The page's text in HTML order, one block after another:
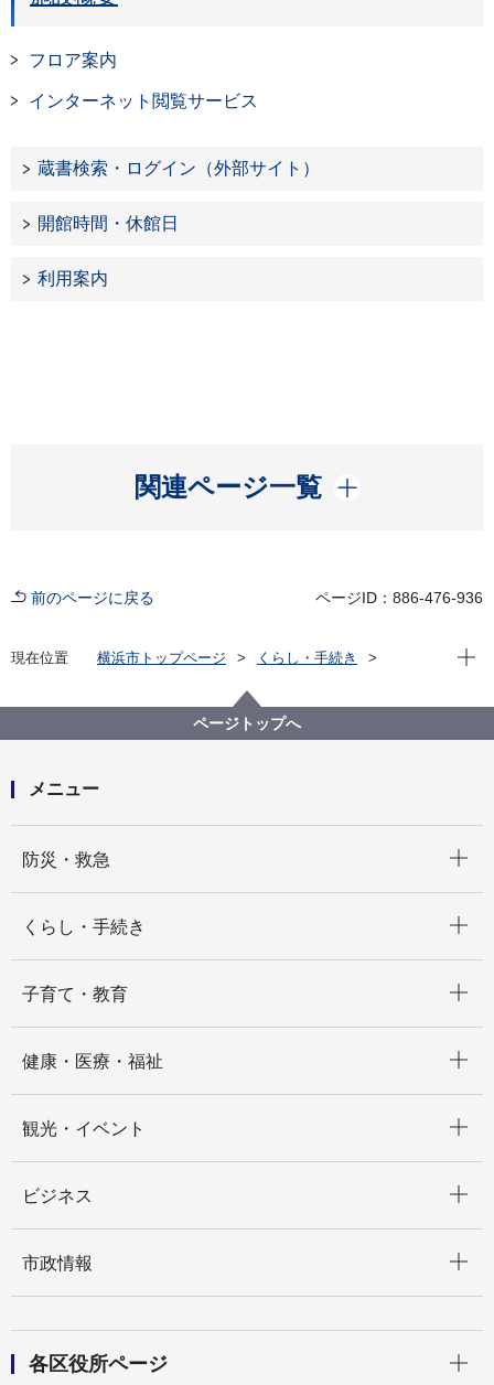
フロア案内
インターネット閲覧サービス
蔵書検索・ログイン（外部サイト）
開館時間・休館日
利用案内
関連ページ一覧
開く
前のページに戻る ページID：886-476-936
現在位置 横浜市トップページ
くらし・手続き
現在
ページトップへ
メニュー
防災・救急
くらし・手続き
子育て・教育
健康・医療・福祉
観光・イベント
ビジネス
市政情報
各区役所ページ